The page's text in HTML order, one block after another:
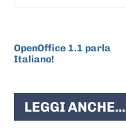
OpenOffice 1.1 parla
Italiano!
LEGGI ANCHE...